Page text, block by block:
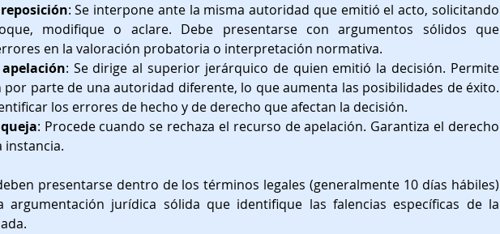
: Se interpone ante la misma autoridad que emitió el acto, solicitando
modifique o aclare. Debe presentarse con argumentos sólidos que
en la valoración probatoria o interpretación normativa.
: Se dirige al superior jerárquico de quien emitió la decisión. Permite
por parte de una autoridad diferente, lo que aumenta las posibilidades de éxito.
los errores de hecho y de derecho que afectan la decisión.
: Procede cuando se rechaza el recurso de apelación. Garantiza el derecho
instancia.
presentarse dentro de los términos legales (generalmente 10 días hábiles)
argumentación jurídica sólida que identifique las falencias específicas de la